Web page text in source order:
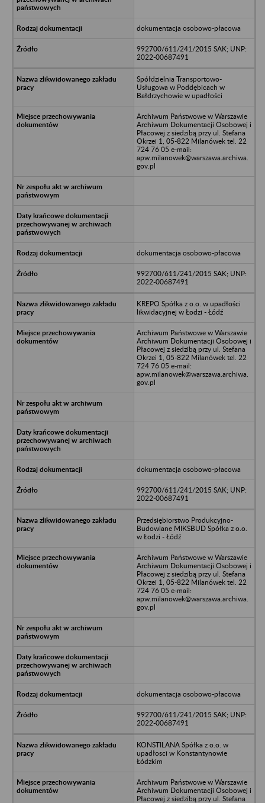
dokumentacja osobowo-płacowa
992700/611/241/2015 SAK; UNP:
2022-00687491
Spółdzielnia Transportowo-
Usługowa w Poddębicach w
Bałdrzychowie w upadłości
Archiwum Państwowe w Warszawie
Archiwum Dokumentacji Osobowej i
Płacowej z siedzibą przy ul. Stefana
Okrzei 1, 05-822 Milanówek tel. 22
724 76 05 e-mail:
apw.milanowek@warszawa.archiwa.
gov.pl
dokumentacja osobowo-płacowa
992700/611/241/2015 SAK; UNP:
2022-00687491
KREPO Spółka z o.o. w upadłości
likwidacyjnej w Łodzi - Łódź
Archiwum Państwowe w Warszawie
Archiwum Dokumentacji Osobowej i
Płacowej z siedzibą przy ul. Stefana
Okrzei 1, 05-822 Milanówek tel. 22
724 76 05 e-mail:
apw.milanowek@warszawa.archiwa.
gov.pl
dokumentacja osobowo-płacowa
992700/611/241/2015 SAK; UNP:
2022-00687491
Przedsiębiorstwo Produkcyjno-
Budowlane MIKSBUD Spółka z o.o.
w Łodzi - Łódź
Archiwum Państwowe w Warszawie
Archiwum Dokumentacji Osobowej i
Płacowej z siedzibą przy ul. Stefana
Okrzei 1, 05-822 Milanówek tel. 22
724 76 05 e-mail:
apw.milanowek@warszawa.archiwa.
gov.pl
dokumentacja osobowo-płacowa
992700/611/241/2015 SAK; UNP:
2022-00687491
KONSTILANA Spółka z o.o. w
upadłosci w Konstantynowie
Łódzkim
Archiwum Państwowe w Warszawie
Archiwum Dokumentacji Osobowej i
Płacowej z siedzibą przy ul. Stefana